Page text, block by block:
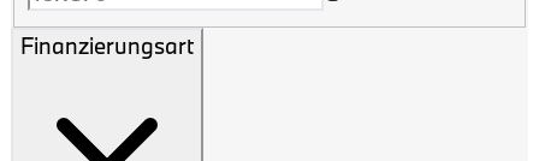
Finanzierungsart